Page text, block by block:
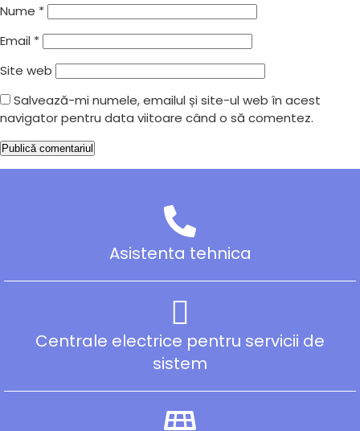
Nume *
Email *
Site web
Salvează-mi numele, emailul și site-ul web în acest
navigator pentru data viitoare când o să comentez.
Asistenta tehnica
Centrale electrice pentru servicii de
sistem